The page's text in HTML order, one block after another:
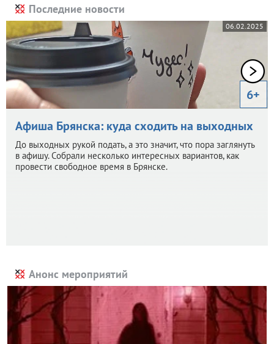
Последние новости
06.02.2025
6+
Афиша Брянска: куда сходить на выходных
До выходных рукой подать, а это значит, что пора заглянуть
в афишу. Собрали несколько интересных вариантов, как
провести свободное время в Брянске.
Анонс мероприятий